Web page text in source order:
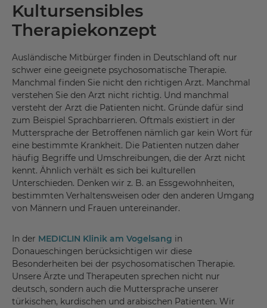
Kultursensibles
Therapiekonzept
Ausländische Mitbürger finden in Deutschland oft nur
schwer eine geeignete psychosomatische Therapie.
Manchmal finden Sie nicht den richtigen Arzt. Manchmal
verstehen Sie den Arzt nicht richtig. Und manchmal
versteht der Arzt die Patienten nicht. Gründe dafür sind
zum Beispiel Sprachbarrieren. Oftmals existiert in der
Muttersprache der Betroffenen nämlich gar kein Wort für
eine bestimmte Krankheit. Die Patienten nutzen daher
häufig Begriffe und Umschreibungen, die der Arzt nicht
kennt. Ähnlich verhält es sich bei kulturellen
Unterschieden. Denken wir z. B. an Essgewohnheiten,
bestimmten Verhaltensweisen oder den anderen Umgang
von Männern und Frauen untereinander.
In der MEDICLIN Klinik am Vogelsang in
Donaueschingen berücksichtigen wir diese
Besonderheiten bei der psychosomatischen Therapie.
Unsere Ärzte und Therapeuten sprechen nicht nur
deutsch, sondern auch die Muttersprache unserer
türkischen, kurdischen und arabischen Patienten. Wir